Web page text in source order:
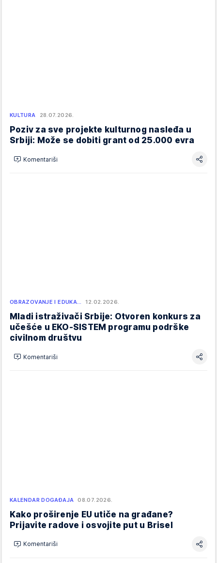
KULTURA 28.07.2026.
Poziv za sve projekte kulturnog nasleđa u
Srbiji: Može se dobiti grant od 25.000 evra
Komentariši
OBRAZOVANJE I EDUKA… 12.02.2026.
Mladi istraživači Srbije: Otvoren konkurs za
učešće u EKO-SISTEM programu podrške
civilnom društvu
Komentariši
KALENDAR DOGAĐAJA 08.07.2026.
Kako proširenje EU utiče na građane?
Prijavite radove i osvojite put u Brisel
Komentariši